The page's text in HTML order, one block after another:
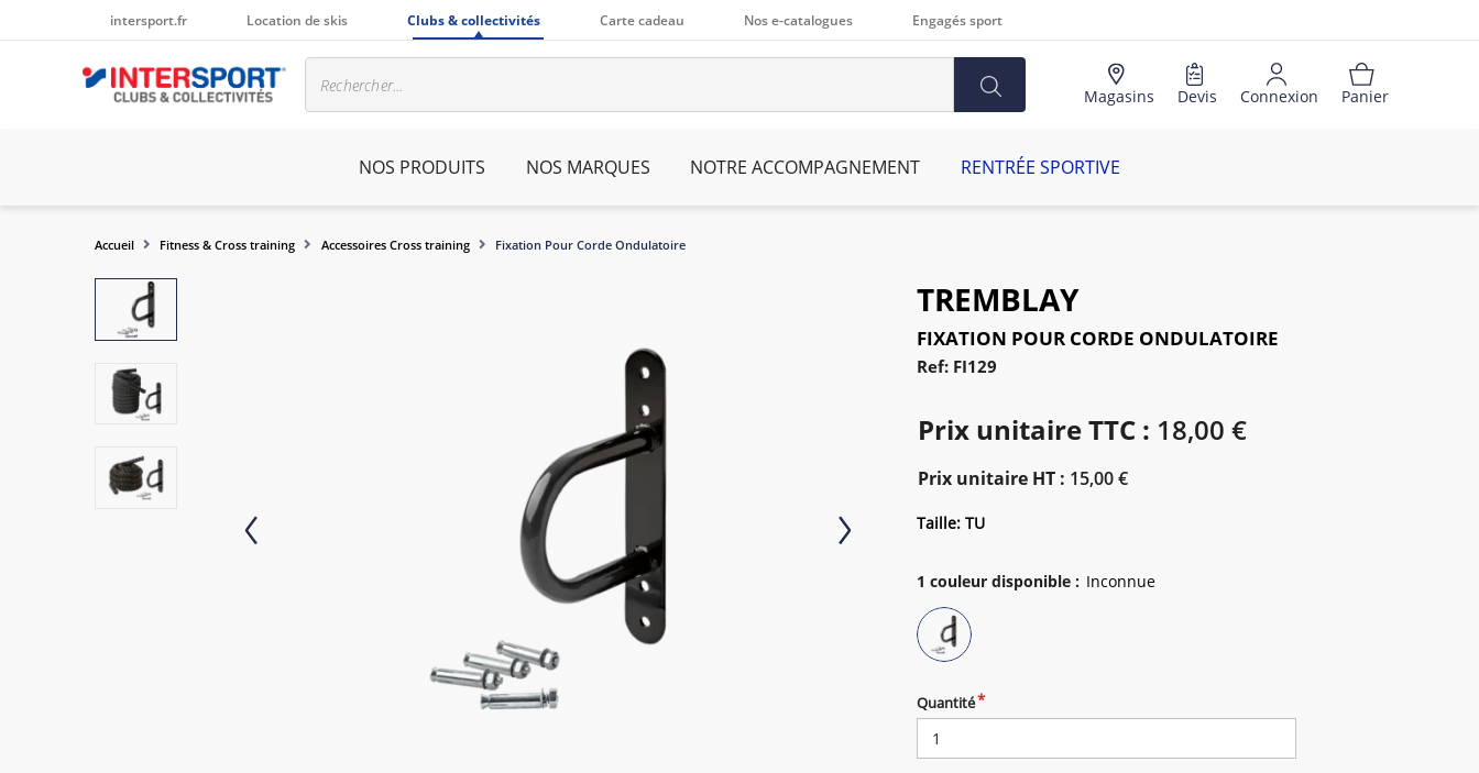
intersport.fr Location de skis Clubs & collectivités Carte cadeau Nos e-catalogues Engagés sport
Magasins Devis Connexion Panier
NOS PRODUITS NOS MARQUES NOTRE ACCOMPAGNEMENT RENTRÉE SPORTIVE
Accueil Fitness & Cross training Accessoires Cross training Fixation Pour Corde Ondulatoire
TREMBLAY
FIXATION POUR CORDE ONDULATOIRE
Ref: FI129
Prix unitaire TTC : 18,00 €
Prix unitaire HT : 15,00 €
Taille: TU
1 couleur disponible:
Quantité